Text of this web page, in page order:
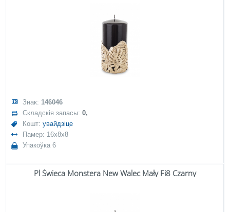
Знак: 146046
Складскія запасы:0,
Кошт:увайдзіце
Памер: 16x8x8
Упакоўка 6
Pl Świeca Monstera New Walec Mały Fi8 Czarny